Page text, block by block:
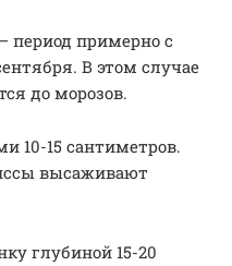
период примерно с
В этом случае
до морозов.
10-15 сантиметров.
высаживают
глубиной 15-20